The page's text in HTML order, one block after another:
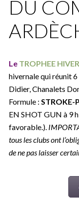
DU
Le TROPHEE
hivernale qui réunit
Didier, Chanalets
Formule : STROKE-
EN SHOT GUN à 9
favorable.).
tous les clubs ont
de ne pas laisser